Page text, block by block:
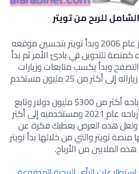
للربح من تويتر
تم إطلاق منصة تويتر عام 2006 وبدأ تويتر بتحسين موقعه
للتدوين في بادئ الأمر ثم بدأ
وبدأ يكسب متابعات وزيارات
إلى أكثرمن 25 مليون مستخدم
سنة 2011 وبلغت أرباحه أكثر من 300$ مليون دولار وتابع
مسيرته حتى وصلت أرباحه عام 2021 ومستخدميه إلى أكثر
ولعل هذه العرض يعطيك فكرة عن
تويتر والتي من خلالها بدأ تويتر
الملايين من الأرباح.